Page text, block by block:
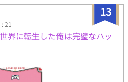
写、嫌われ要素があります。 ※本番
リアス以外の人との性的な描写が
写があります。 ※なんでも許せる
かありましたらお気軽にお教えく
13
21
界に転生した俺は完璧なハッ